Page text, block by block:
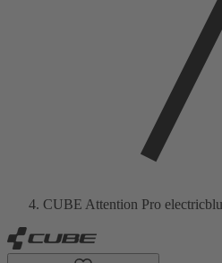
CUBE Attention Pro